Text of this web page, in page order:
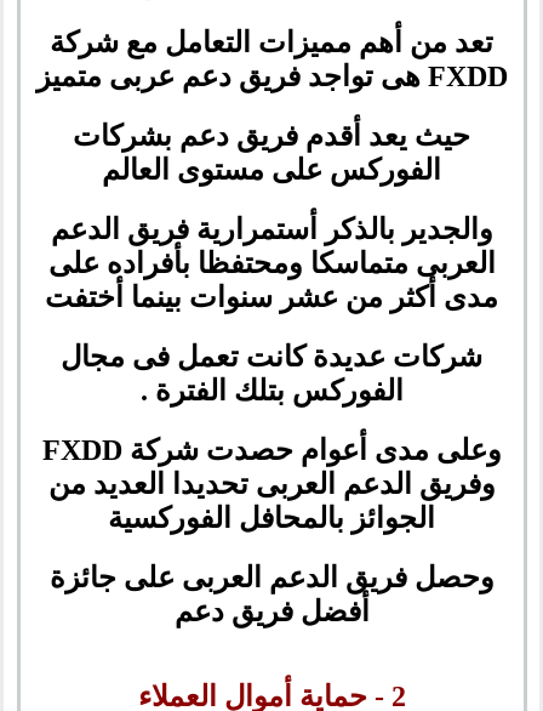
تعد من أهم مميزات التعامل مع شركة
FXDD هى تواجد فريق دعم عربى متميز
حيث يعد أقدم فريق دعم بشركات
الفوركس على مستوى العالم
والجدير بالذكر أستمرارية فريق الدعم
العربى متماسكا ومحتفظا بأفراده على
مدى أكثر من عشر سنوات بينما أختفت
شركات عديدة كانت تعمل فى مجال
الفوركس بتلك الفترة .
وعلى مدى أعوام حصدت شركة FXDD
وفريق الدعم العربى تحديدا العديد من
الجوائز بالمحافل الفوركسية
وحصل فريق الدعم العربى على جائزة
أفضل فريق دعم
2 - حماية أموال العملاء